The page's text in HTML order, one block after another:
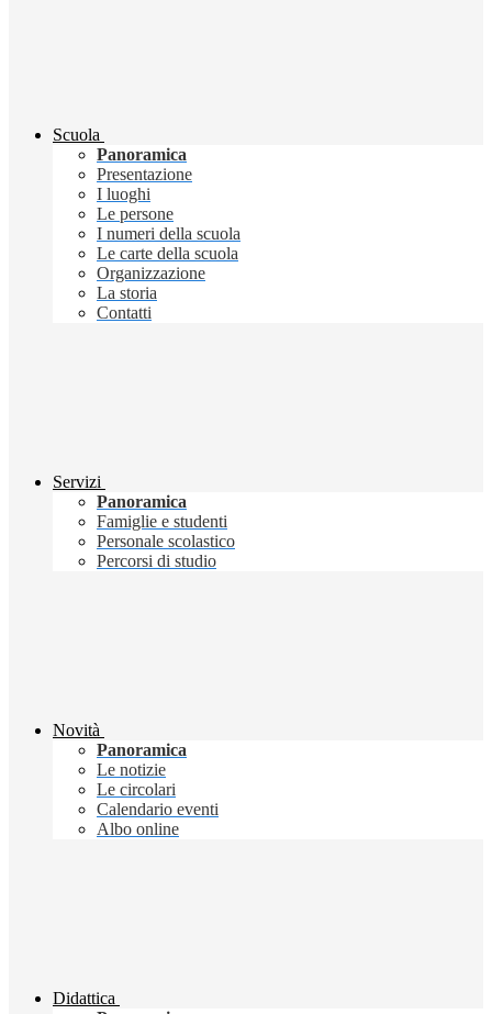
Scuola
Panoramica
Presentazione
I luoghi
Le persone
I numeri della scuola
Le carte della scuola
Organizzazione
La storia
Contatti
Servizi
Panoramica
Famiglie e studenti
Personale scolastico
Percorsi di studio
Novità
Panoramica
Le notizie
Le circolari
Calendario eventi
Albo online
Didattica